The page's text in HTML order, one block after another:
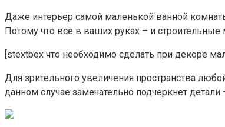
Даже интерьер самой маленькой ванной
Потому что все в ваших руках – и строительные
[stextbox что необходимо сделать при декоре
Для зрительного увеличения пространства
данном случае замечательно подчеркнет